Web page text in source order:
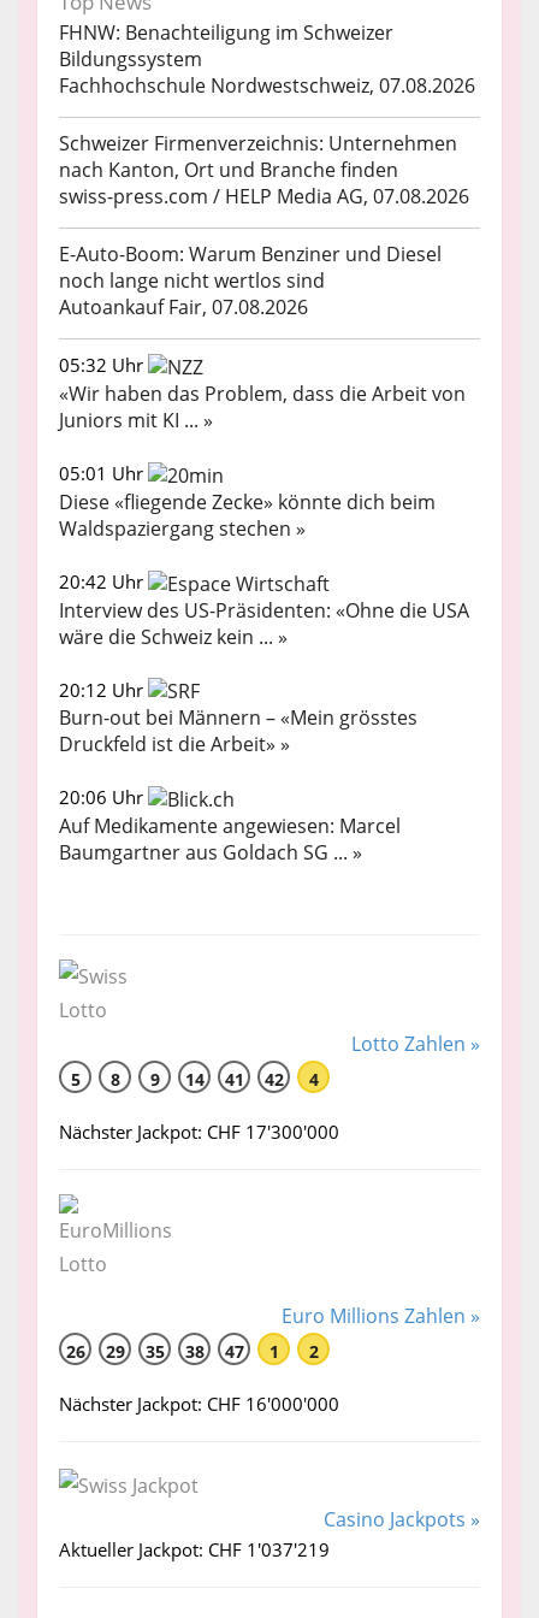
FHNW: Benachteiligung im Schweizer
Bildungssystem
Fachhochschule Nordwestschweiz, 07.08.2026
Schweizer Firmenverzeichnis: Unternehmen
nach Kanton, Ort und Branche finden
swiss-press.com / HELP Media AG, 07.08.2026
E-Auto-Boom: Warum Benziner und Diesel
noch lange nicht wertlos sind
Autoankauf Fair, 07.08.2026
05:32 Uhr
«Wir haben das Problem, dass die Arbeit von
Juniors mit KI ... »
05:01 Uhr
Diese «fliegende Zecke» könnte dich beim
Waldspaziergang stechen »
20:42 Uhr
Interview des US-Präsidenten: «Ohne die USA
wäre die Schweiz kein ... »
20:12 Uhr
Burn-out bei Männern – «Mein grösstes
Druckfeld ist die Arbeit» »
20:06 Uhr
Auf Medikamente angewiesen: Marcel
Baumgartner aus Goldach SG ... »
Lotto Zahlen »
5 8 9 14 41 42 4
Nächster Jackpot: CHF 17'300'000
Euro Millions Zahlen »
26 29 35 38 47 1 2
Nächster Jackpot: CHF 16'000'000
Casino Jackpots »
Aktueller Jackpot: CHF 1'037'219